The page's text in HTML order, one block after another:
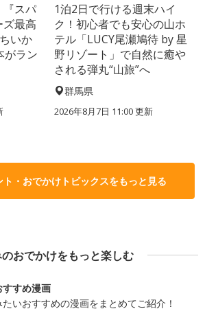
『スパ
最高
いか
がラン
1泊2日で行ける週末ハイ
ク！初心者でも安心の山ホ
テル「LUCY尾瀬鳩待 by 星
野リゾート」で自然に癒や
される弾丸“山旅”へ
群馬県
2026年8月7日 11:00更新
・おでかけトピックスをもっと見る
おでかけをもっと楽しむ
すめ漫画
いおすすめの漫画をまとめてご紹介！